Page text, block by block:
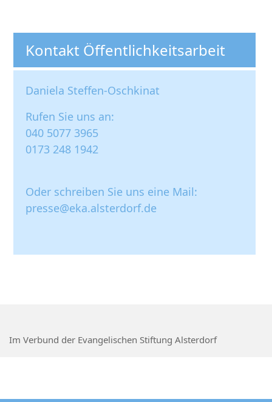
Kontakt Öffentlichkeitsarbeit
Daniela Steffen-Oschkinat
Rufen Sie uns an:
040 5077 3965
0173 248 1942
Oder schreiben Sie uns eine Mail:
presse@eka.alsterdorf.de
Im Verbund der Evangelischen Stiftung Alsterdorf